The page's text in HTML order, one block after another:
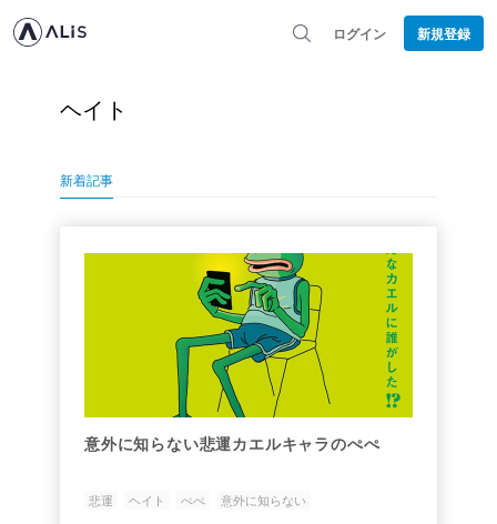
ログイン 新規登録
ヘイト
新着記事
意外に知らない悲運カエルキャラのぺぺ
悲運 ヘイト ぺぺ 意外に知らない